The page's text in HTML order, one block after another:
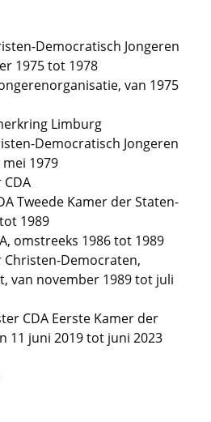
Democratisch Jongeren
1975 tot 1978
van 1975
Limburg
Democratisch Jongeren
1979
Tweede Kamer der Staten-
1989
omstreeks 1986 tot 1989
Democraten,
van november 1989 tot juli
CDA Eerste Kamer der
11 juni 2019 tot juni 2023